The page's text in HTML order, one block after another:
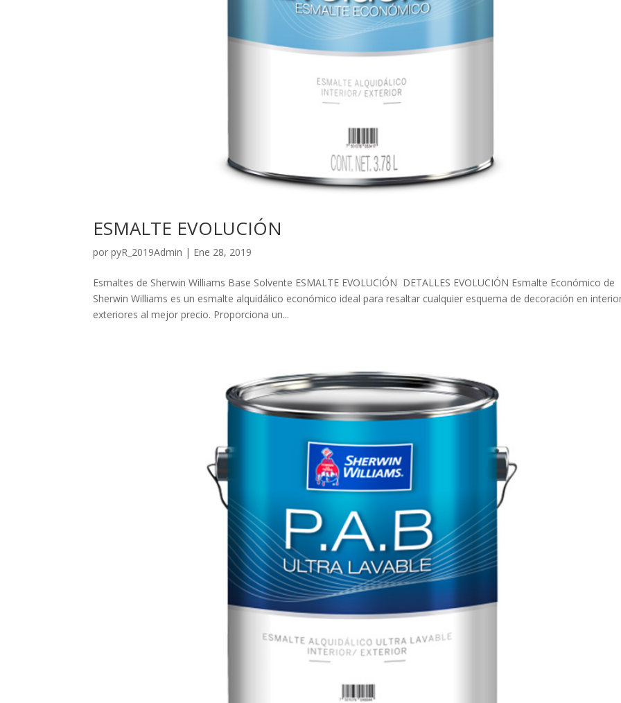
ESMALTE EVOLUCIÓN
porpyR_2019Admin | Ene 28, 2019
Esmaltes de Sherwin Williams Base Solvente ESMALTE EVOLUCIÓN DETALLES EVOLUCIÓN Esmalte Económico de
Sherwin Williams es un esmalte alquidálico económico ideal para resaltar cualquier esquema de decoración en
exteriores al mejor precio. Proporciona un...